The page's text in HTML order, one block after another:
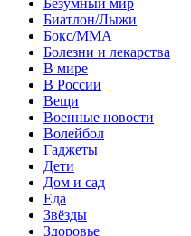
Биатлон/Лыжи
Бокс/MMA
Болезни и лекарства
В мире
В России
Вещи
Военные новости
Волейбол
Гаджеты
Дети
Дом и сад
Еда
Звёзды
Здоровье